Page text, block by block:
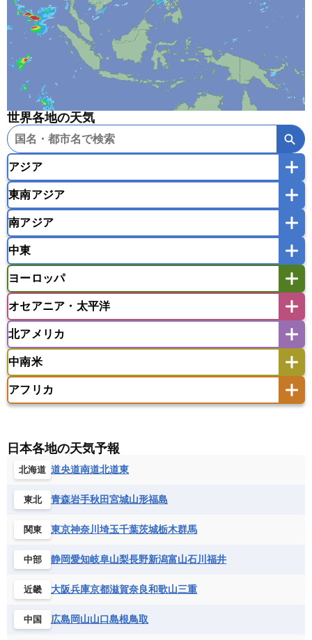
世界各地の天気
アジア
韓国
モンゴル
東南アジア
インドネシア
マレーシア
ミャンマー
ラオス人民民主共和国
東ティモール民主共和国
南アジア
バングラデシュ
モルディブ
中東
アフガニスタン
イスラエル
ウズベキスタン
オマーン
カザフスタン
カタール
キプロス
キルギス
タジキスタン
バーレーン
ヨルダン レバノン
ヨーロッパ
アイスランド
アゼルバイジャン
イギリス
イタリア
ウクライナ
エストニア
オランダ
オーストリア
ギリシャ
スロバキア
スロベニア共和国
チェコ
デンマーク
フランス
ベルギー
ボスニア・ヘルツェゴビナ
モナコ公国
モルドバ
モンテネグロ
ラトビア
リトアニア
リヒテンシュタイン
北マケドニア
オセアニア・太平洋
アメリカ領サモア
サモア独立国
ソロモン諸島
タヒチ
ツバル
トンガ ナウル共和国
ニウエ
バヌアツ
パプアニューギニア
ワリス・フテュナ
北アメリカ
バーミューダ諸島
中南米
アメリカ領バージン諸島
キューバ
グアテマラ
グレナダ
ケイマン諸島
コロンビア
ジャマイカ
セントクリストファー・ネービス
セントビンセント及びグレナディーン諸島
セントルシア
チリ
トリニダード・トバゴ
ドミニカ共和国
ニカラグア共和国
ハイチ共和国
バルバドス
パナマ
フランス領ギアナ
アフリカ
エジプト
エスワティニ王国
エリトリア国
カメルーン
ギニアビサウ共和国
ケニア
コンゴ共和国
コンゴ民主共和国
コートジボワール
サントメ・プリンシペ民主共和国
ザンビア共和国
シエラレオネ共和国
ジブチ共和国
ジンバブエ
セントヘレナ諸島
セーシェル
日本各地の天気予報
北海道 道央道南道北道東
東北 青森岩手秋田宮城山形福島
関東 東京神奈川 埼玉千葉茨城栃木群馬
中部 静岡愛知岐阜山梨長野新潟富山石川 福井
近畿 大阪兵庫京都滋賀奈良和歌山三重
中国 広島岡山山口島根鳥取